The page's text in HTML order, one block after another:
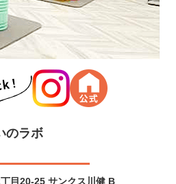
のラボ
目20-25 サンクス川健 B